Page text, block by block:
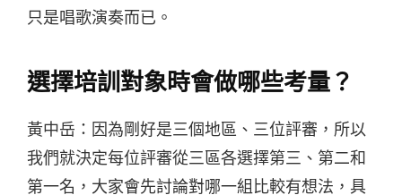
只是唱歌演奏而已。
選擇培訓對象時會做哪些考量？
黃中岳：因為剛好是三個地區、三位評審，所以
我們就決定每位評審從三區各選擇第三、第二和
第一名，大家會先討論對哪一組比較有想法，具